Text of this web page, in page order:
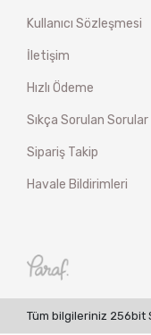
Kullanıcı Sözleşmesi
İletişim
Hızlı Ödeme
Sıkça Sorulan Sorular
Sipariş Takip
Havale Bildirimleri
Tüm bilgileriniz 256bit